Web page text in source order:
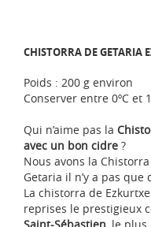
CHISTORRA DE GETARIA
Poids : 200 g environ
Conserver entre 0ºC et
Qui n’aime pas la
avec un bon cidre ?
Nous avons la
Getaria il n’y a pas
La chistorra de
reprises le prestigieux